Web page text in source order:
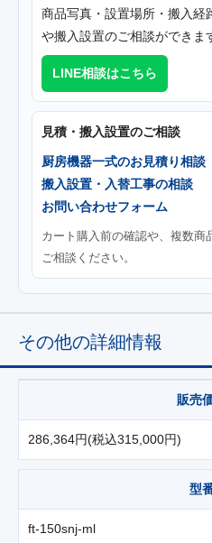
商品写真・設置場所・搬入経
や搬入設置のご相談ができま
LINE相談はこちら
見積・搬入設置のご相談
厨房機器一式のお見積り相談
搬入設置・入替工事の相談
お問い合わせフォーム
カート購入前の確認や、複数商
ご相談ください。
その他の詳細情報
販売
286,364円(税込315,000円)
型
ft-150snj-ml